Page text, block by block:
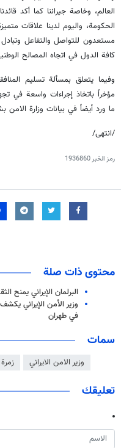
العالم، وخاصة جيراننا كما أكد
الحكومة، واليوم لدينا علاقات
مستعدون للتواصل والتفاعل
كافة الدول في اتجاه المصالح
وفيما يتعلق بمسألة تسليم
مؤخراً باتخاذ إجراءات واسعة في
ما ورد أيضاً في بيانات وزارة
/انتهى/
رمز الخبر1936860
محتوى ذات صلة
البرلمان الإيراني يمنح
وزير الأمن الإيراني
في طهران
سمات
وزير الامن الايراني
تعليقك